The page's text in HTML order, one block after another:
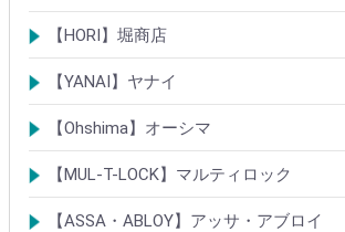
シリンダー
ロック製品
【HORI】堀商店
シリンダー
錠・ロック製品
【YANAI】ヤナイ
Rシリーズシリンダー
ロック製品
【Ohshima】オーシマ
シリンダー
錠・ロック製品
【MUL-T-LOCK】マルティロック
シリンダー
南京錠
【ASSA・ABLOY】アッサ・アブロイ